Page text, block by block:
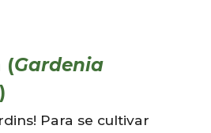
(Gardenia
)
Para se cultivar